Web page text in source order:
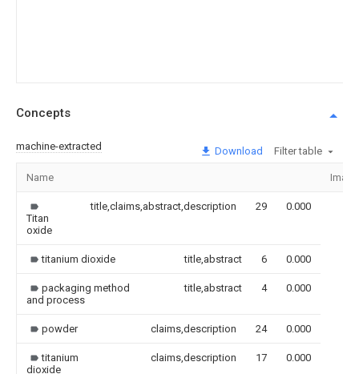
Concepts
machine-extracted Download Filter table
Name Image
Titan
oxide
title,claims,abstract,description 29 0.000
titanium dioxide title,abstract 6 0.000
packaging method
and process
title,abstract 4 0.000
powder claims,description 24 0.000
titanium
dioxide
claims,description 17 0.000